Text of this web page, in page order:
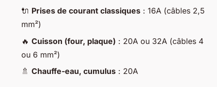
🔌 Prises de courant classiques : 16A (câbles 2,5
mm²)
🔥 Cuisson (four, plaque) : 20A ou 32A (câbles 4
ou 6 mm²)
🚿 Chauffe-eau, cumulus : 20A